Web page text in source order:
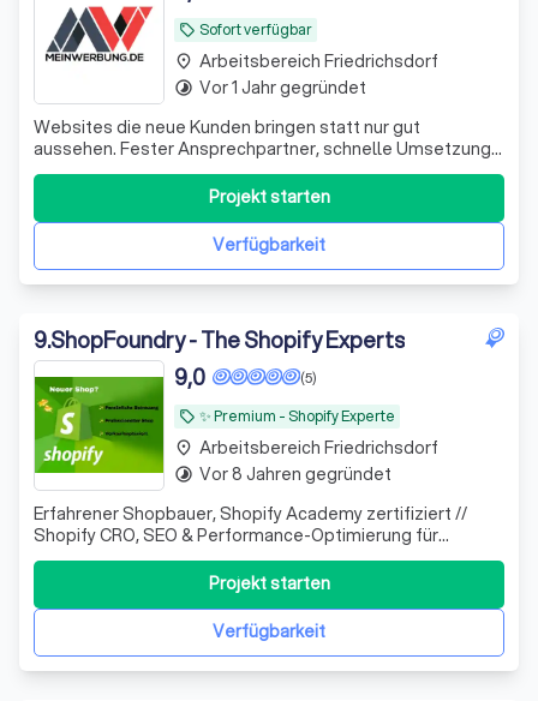
local_offer Sofort verfügbar
Websites die neue Kunden bringen statt nur gut
aussehen. Fester Ansprechpartner, schnelle Umsetzung
& 100% Geld-zurück-Garantie.
Verfügbarkeit
Projekt starten
place Arbeitsbereich Friedrichsdorf
timelapse Vor 1 Jahr gegründet
9.ShopFoundry - The Shopify Experts
local_offer ✨️ Premium - Shopify Experte
(5)
9,0
Erfahrener Shopbauer, Shopify Academy zertifiziert //
Shopify CRO, SEO & Performance-Optimierung für
Unternehmen, die mehr Umsatz aus bestehendem Traffic
Verfügbarkeit
Projekt starten
place Arbeitsbereich Friedrichsdorf
timelapse Vor 8 Jahren gegründet